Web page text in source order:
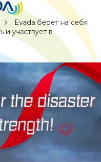
Evada берет на себя
и участвует в